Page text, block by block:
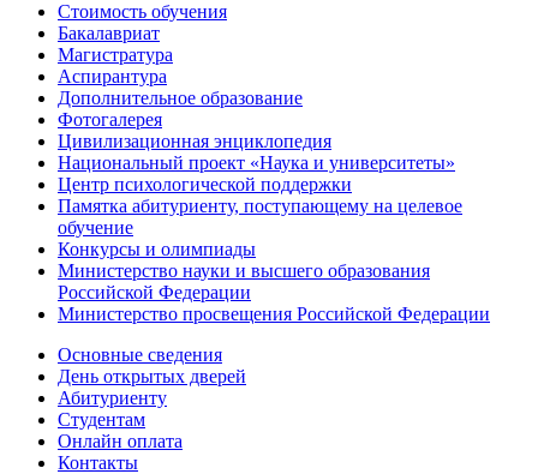
Стоимость обучения
Бакалавриат
Магистратура
Аспирантура
Дополнительное образование
Фотогалерея
Цивилизационная энциклопедия
Национальный проект «Наука и университеты»
Центр психологической поддержки
Памятка абитуриенту, поступающему на целевое
обучение
Конкурсы и олимпиады
Министерство науки и высшего образования
Российской Федерации
Министерство просвещения Российской Федерации
Основные сведения
День открытых дверей
Абитуриенту
Студентам
Онлайн оплата
Контакты